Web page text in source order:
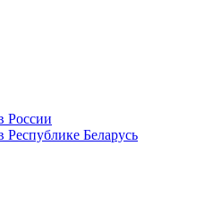
России
Беларусь